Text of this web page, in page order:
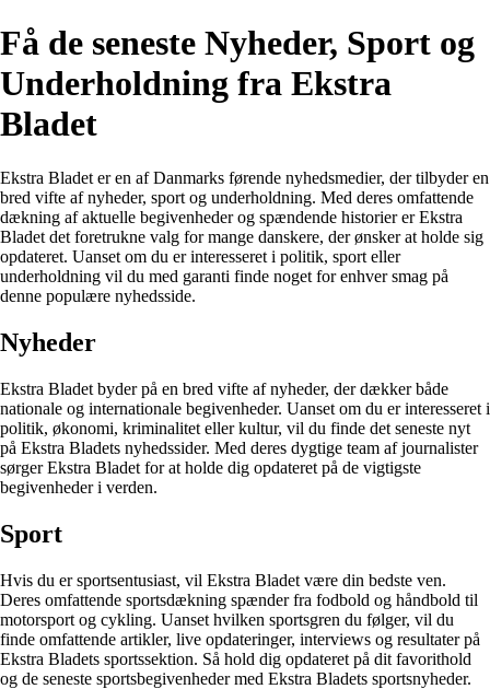
Få de seneste Nyheder, Sport og
Underholdning fra Ekstra
Bladet
Ekstra Bladet er en af Danmarks førende nyhedsmedier, der tilbyder en
bred vifte af nyheder, sport og underholdning. Med deres omfattende
dækning af aktuelle begivenheder og spændende historier er Ekstra
Bladet det foretrukne valg for mange danskere, der ønsker at holde sig
opdateret. Uanset om du er interesseret i politik, sport eller
underholdning vil du med garanti finde noget for enhver smag på
denne populære nyhedsside.
Nyheder
Ekstra Bladet byder på en bred vifte af nyheder, der dækker både
nationale og internationale begivenheder. Uanset om du er interesseret i
politik, økonomi, kriminalitet eller kultur, vil du finde det seneste nyt
på Ekstra Bladets nyhedssider. Med deres dygtige team af journalister
sørger Ekstra Bladet for at holde dig opdateret på de vigtigste
begivenheder i verden.
Sport
Hvis du er sportsentusiast, vil Ekstra Bladet være din bedste ven.
Deres omfattende sportsdækning spænder fra fodbold og håndbold til
motorsport og cykling. Uanset hvilken sportsgren du følger, vil du
finde omfattende artikler, live opdateringer, interviews og resultater på
Ekstra Bladets sportssektion. Så hold dig opdateret på dit favorithold
og de seneste sportsbegivenheder med Ekstra Bladets sportsnyheder.